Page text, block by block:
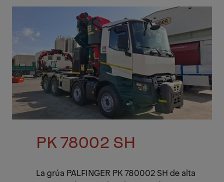
PK 78002 SH
La grúa PALFINGER PK 780002 SH de alta